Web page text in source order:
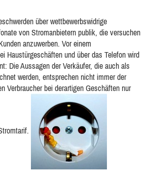
über wettbewerbswidrige
von Stromanbietern publik, die versuchen
anzuwerben. Vor einem
Haustürgeschäften und über das Telefon wird
Die Aussagen der Verkäufer, die auch als
werden, entsprechen nicht immer der
Verbraucher bei derartigen Geschäften nur